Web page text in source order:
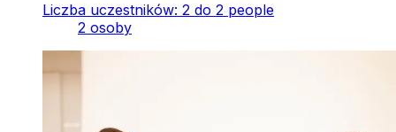
Liczba uczestników: 2 do 2 people
2 osoby